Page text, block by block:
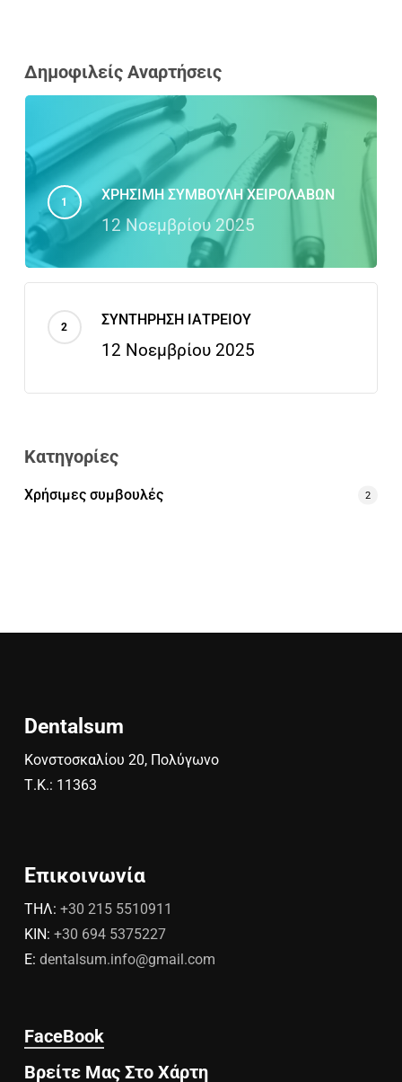
Δημοφιλείς Αναρτήσεις
ΧΡΗΣΙΜΗ ΣΥΜΒΟΥΛΗ ΧΕΙΡΟΛΑΒΩΝ
12 Νοεμβρίου 2025
ΣΥΝΤΗΡΗΣΗ ΙΑΤΡΕΙΟΥ
12 Νοεμβρίου 2025
Kατηγορίες
Χρήσιμες συμβουλές 2
Dentalsum
Κονστοσκαλίου 20, Πολύγωνο
Τ.Κ.: 11363
Επικοινωνία
ΤΗΛ: +30 215 5510911
ΚΙΝ: +30 694 5375227
E: dentalsum.info@gmail.com
FaceBook
Βρείτε Μας Στο Χάρτη